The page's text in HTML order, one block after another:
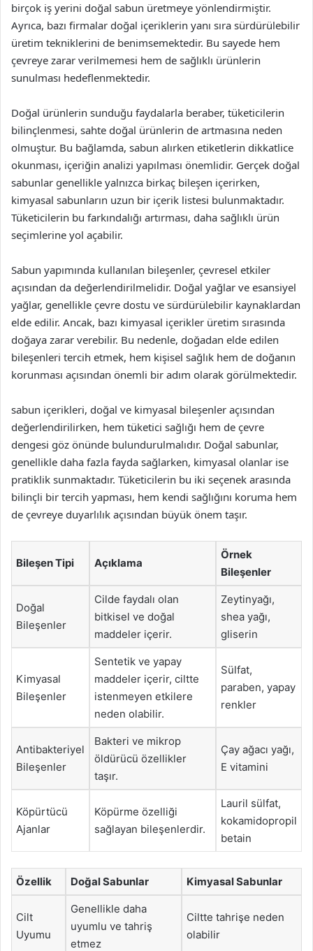
birçok iş yerini doğal sabun üretmeye yönlendirmiştir.
Ayrıca, bazı firmalar doğal içeriklerin yanı sıra sürdürülebilir
üretim tekniklerini de benimsemektedir. Bu sayede hem
çevreye zarar verilmemesi hem de sağlıklı ürünlerin
sunulması hedeflenmektedir.
Doğal ürünlerin sunduğu faydalarla beraber, tüketicilerin
bilinçlenmesi, sahte doğal ürünlerin de artmasına neden
olmuştur. Bu bağlamda, sabun alırken etiketlerin dikkatlice
okunması, içeriğin analizi yapılması önemlidir. Gerçek doğal
sabunlar genellikle yalnızca birkaç bileşen içerirken,
kimyasal sabunların uzun bir içerik listesi bulunmaktadır.
Tüketicilerin bu farkındalığı artırması, daha sağlıklı ürün
seçimlerine yol açabilir.
Sabun yapımında kullanılan bileşenler, çevresel etkiler
açısından da değerlendirilmelidir. Doğal yağlar ve esansiyel
yağlar, genellikle çevre dostu ve sürdürülebilir kaynaklardan
elde edilir. Ancak, bazı kimyasal içerikler üretim sırasında
doğaya zarar verebilir. Bu nedenle, doğadan elde edilen
bileşenleri tercih etmek, hem kişisel sağlık hem de doğanın
korunması açısından önemli bir adım olarak görülmektedir.
sabun içerikleri, doğal ve kimyasal bileşenler açısından
değerlendirilirken, hem tüketici sağlığı hem de çevre
dengesi göz önünde bulundurulmalıdır. Doğal sabunlar,
genellikle daha fazla fayda sağlarken, kimyasal olanlar ise
pratiklik sunmaktadır. Tüketicilerin bu iki seçenek arasında
bilinçli bir tercih yapması, hem kendi sağlığını koruma hem
de çevreye duyarlılık açısından büyük önem taşır.
Bileşen Tipi Açıklama
Örnek
Bileşenler
Doğal
Bileşenler
Cilde faydalı olan
bitkisel ve doğal
maddeler içerir.
Zeytinyağı,
shea yağı,
gliserin
Kimyasal
Bileşenler
Sentetik ve yapay
maddeler içerir, ciltte
istenmeyen etkilere
neden olabilir.
Sülfat,
paraben, yapay
renkler
Antibakteriyel
Bileşenler
Bakteri ve mikrop
öldürücü özellikler
taşır.
Çay ağacı yağı,
E vitamini
Köpürtücü
Ajanlar
Köpürme özelliği
sağlayan bileşenlerdir.
Lauril sülfat,
kokamidopropil
betain
Özellik Doğal Sabunlar Kimyasal Sabunlar
Cilt
Uyumu
Genellikle daha
uyumlu ve tahriş
etmez
Ciltte tahrişe neden
olabilir